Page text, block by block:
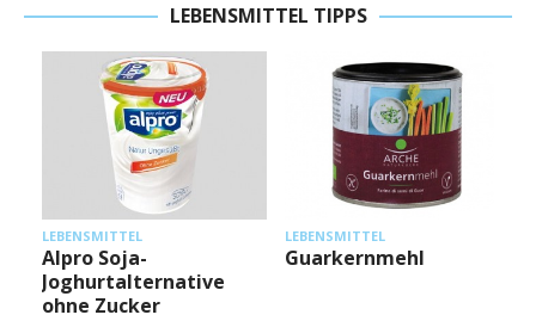
LEBENSMITTEL TIPPS
LEBENSMITTEL
Alpro Soja-
Joghurtalternative
ohne Zucker
LEBENSMITTEL
Guarkernmehl